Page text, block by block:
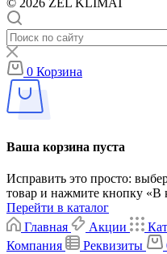
0 Корзина
Ваша корзина пуста
Исправить это просто:
товар и нажмите кнопку «В
Перейти в каталог
Главная
Акции
Компания
Реквизиты